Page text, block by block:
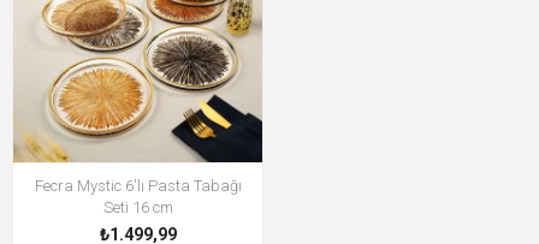
Fecra Mystic 6'lı Pasta Tabağı
Seti 16 cm
₺1.499,99